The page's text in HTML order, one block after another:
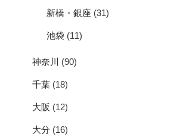
新橋・銀座 (31)
池袋 (11)
神奈川 (90)
千葉 (18)
大阪 (12)
大分 (16)